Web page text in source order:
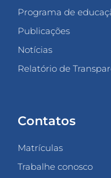
Programa de
Publicações
Notícias
Relatório de
Contatos
Matrículas
Trabalhe conosco